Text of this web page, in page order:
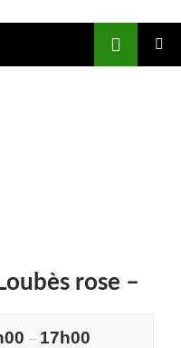
rose –
– 17h00